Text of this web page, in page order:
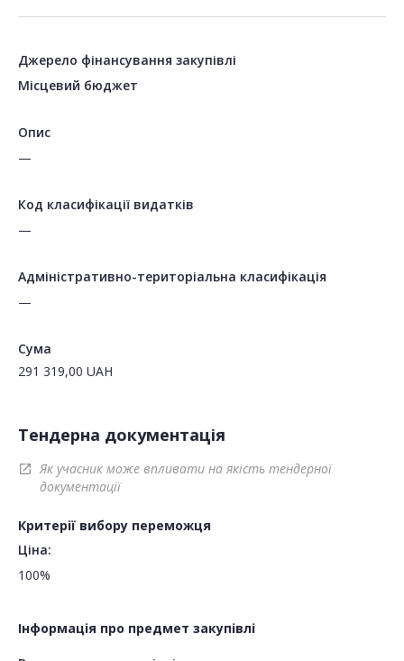
Джерело фінансування закупівлі
Місцевий бюджет
Опис
—
Код класифікації видатків
—
Адміністративно-територіальна класифікація
—
Сума
291 319,00 UAH
Тендерна документація
open_in_new
Як учасник може впливати на якість тендерної
документації
Критерії вибору переможця
Ціна:
100%
Інформація про предмет закупівлі